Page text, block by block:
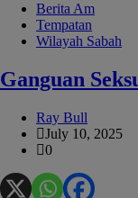
Berita Am
Tempatan
Wilayah Sabah
Ganguan
Ray Bull
July 10, 2025
0